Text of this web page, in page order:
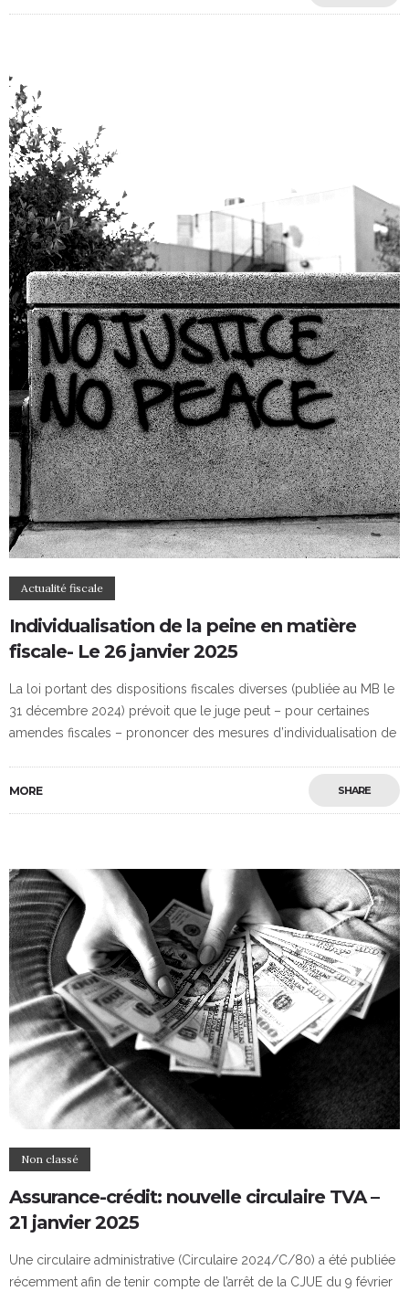
Actualité fiscale
Individualisation de la peine en matière
fiscale- Le 26 janvier 2025
La loi portant des dispositions fiscales diverses (publiée au MB le
31 décembre 2024) prévoit que le juge peut – pour certaines
amendes fiscales – prononcer des mesures d’individualisation de
MORE SHARE
Non classé
Assurance-crédit: nouvelle circulaire TVA –
21 janvier 2025
Une circulaire administrative (Circulaire 2024/C/80) a été publiée
récemment afin de tenir compte de l’arrêt de la CJUE du 9 février